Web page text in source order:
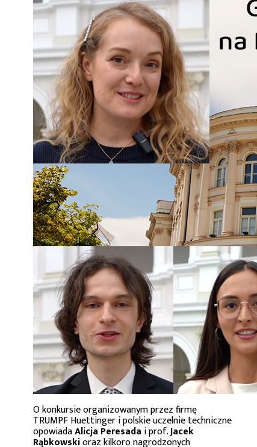
O konkursie organizowanym przez firmę
TRUMPF Huettinger i polskie uczelnie techniczne
opowiadaAlicja Peresada i prof.Jacek
Rąbkowskioraz kilkoro nagrodzonych